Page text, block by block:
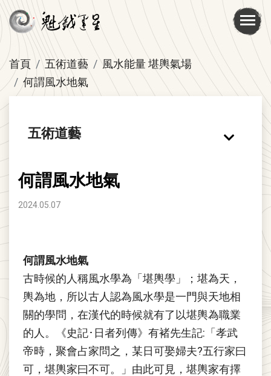
首頁 五術道藝
風水能量 堪輿氣場
何謂風水地氣
五術道藝
何謂風水地氣
2024.05.07
何謂風水地氣
古時候的人稱風水學為「堪輿學」；堪為天，
輿為地，所以古人認為風水學是一門與天地相
關的學問，在漢代的時候就有了以堪輿為職業
的人。《史記･日者列傳》有褚先生記:「孝武
帝時，聚會占家問之，某日可娶婦夫?五行家曰
可，堪輿家曰不可。」由此可見，堪輿家有擇